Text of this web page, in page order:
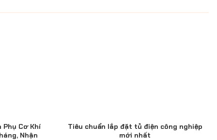
Phụ Cơ Khí
Nhận
Tiêu chuẩn lắp đặt tủ điện công nghiệp
mới nhất